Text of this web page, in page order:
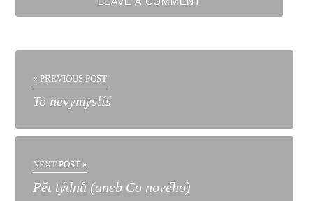
« PREVIOUS POST
To nevymyslíš
NEXT POST »
Pět týdnů (aneb Co nového)